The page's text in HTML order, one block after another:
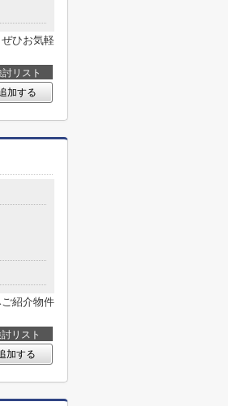
ひお気軽
討リスト
加する
紹介物件
リスト
加する